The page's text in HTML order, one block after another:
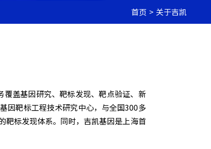
首页 > 关于吉凯
盖基因研究、靶标发现、靶点验证、新
因靶标工程技术研究中心，与全国300多
靶标发现体系。同时，吉凯基因是上海首